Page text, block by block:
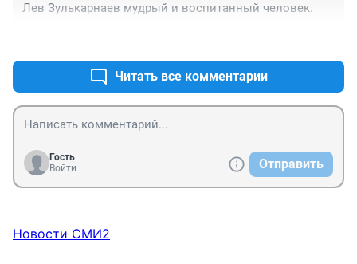
Лев Зулькарнаев мудрый и воспитанный человек.
Читать все комментарии
Гость
Войти
Отправить
Новости СМИ2